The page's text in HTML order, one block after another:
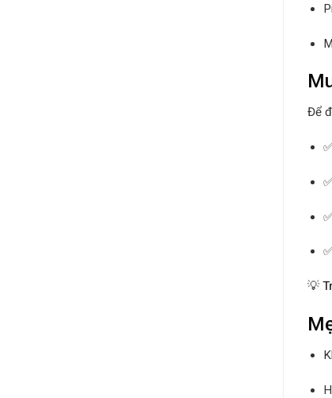
Để
💡